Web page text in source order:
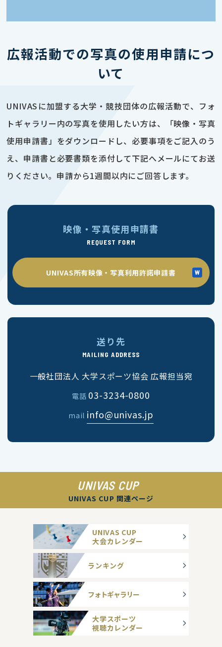
広報活動での写真の使用申請につ
いて
UNIVASに加盟する大学・競技団体の広報活動で、フォ
トギャラリー内の写真を使用したい方は、「映像・写真
使用申請書」をダウンロードし、必要事項をご記入のう
え、申請書と必要書類を添付して下記へメールにてお送
りください。申請から1週間以内にご回答します。
映像・写真使用申請書
REQUEST FORM
UNIVAS所有映像・写真利用許諾申請書
送り先
MAILING ADDRESS
一般社団法人 大学スポーツ協会 広報担当宛
電話 03-3234-0800
mail info@univas.jp
UNIVAS CUP
UNIVAS CUP 関連ページ
UNIVAS CUP
大会カレンダー
ランキング
フォトギャラリー
大学スポーツ
視聴カレンダー